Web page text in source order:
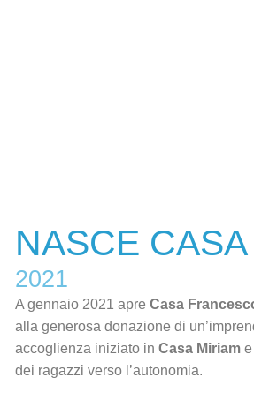
NASCE
2021
A gennaio 2021 apreCasa
alla generosa donazione di
accoglienza iniziato inCasa Miriam
dei ragazzi verso l’autonomia.